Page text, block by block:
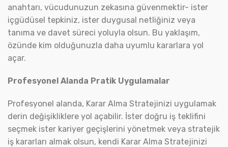
anahtarı, vücudunuzun zekasına güvenmektir- ister
içgüdüsel tepkiniz, ister duygusal netliğiniz veya
tanıma ve davet süreci yoluyla olsun. Bu yaklaşım,
özünde kim olduğunuzla daha uyumlu kararlara yol
açar.
Profesyonel Alanda Pratik Uygulamalar
Profesyonel alanda, Karar Alma Stratejinizi uygulamak
derin değişikliklere yol açabilir. İster doğru iş teklifini
seçmek ister kariyer geçişlerini yönetmek veya stratejik
iş kararları almak olsun, kendi Karar Alma Stratejinizi